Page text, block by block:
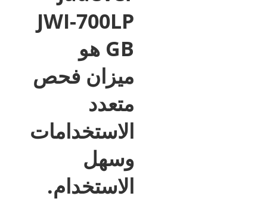
JWI-700LP
GB هو
ميزان فحص
متعدد
الاستخدامات
وسهل
الاستخدام.